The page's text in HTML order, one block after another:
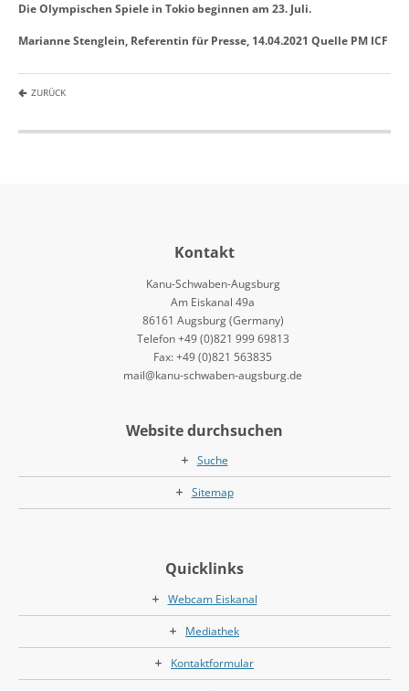
Die Olympischen Spiele in Tokio beginnen am 23. Juli.
Marianne Stenglein, Referentin für Presse, 14.04.2021 Quelle PM ICF
ZURÜCK
Kontakt
Kanu-Schwaben-Augsburg
Am Eiskanal 49a
86161 Augsburg (Germany)
Telefon +49 (0)821 999 69813
Fax: +49 (0)821 563835
mail@kanu-schwaben-augsburg.de
Website durchsuchen
Suche
Sitemap
Quicklinks
Webcam Eiskanal
Mediathek
Kontaktformular